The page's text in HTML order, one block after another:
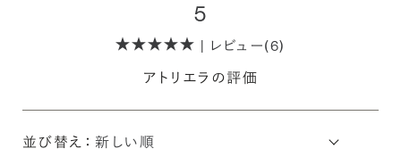
5
| レビュー(6)
アトリエラの評価
並び替え：